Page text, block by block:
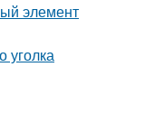
элемент
уголка